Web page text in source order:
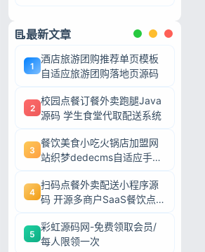
最新文章
1
酒店旅游团购推荐单页模板
自适应旅游团购落地页源码
2
校园点餐订餐外卖跑腿Java
源码 学生食堂代取配送系统
3
餐饮美食小吃火锅店加盟网
站织梦dedecms自适应手机
4
扫码点餐外卖配送小程序源
码 开源多商户SaaS餐饮点
5
彩虹源码网-免费领取会员/
每人限领一次